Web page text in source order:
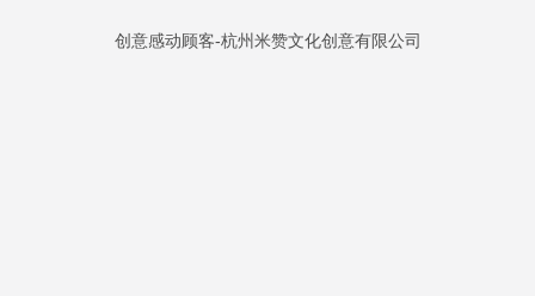
创意感动顾客-杭州米赞文化创意有限公司